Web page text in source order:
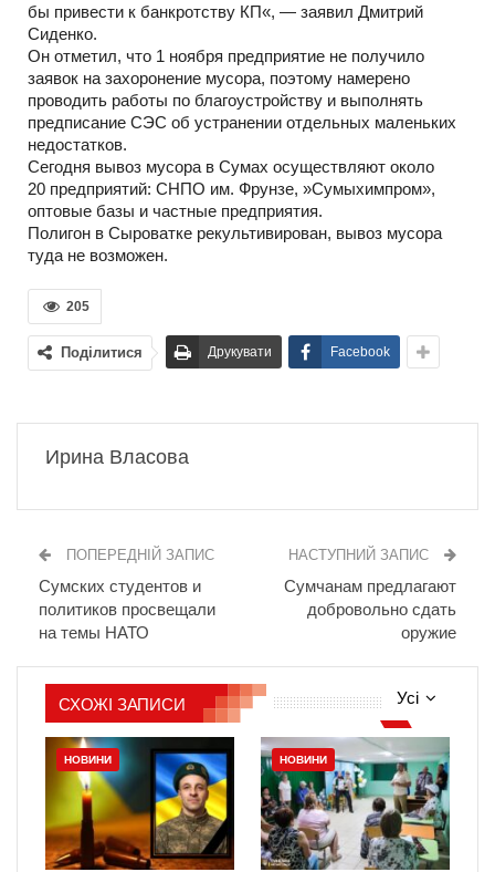
бы привести к банкротству КП«, — заявил Дмитрий
Сиденко.
Он отметил, что 1 ноября предприятие не получило
заявок на захоронение мусора, поэтому намерено
проводить работы по благоустройству и выполнять
предписание СЭС об устранении отдельных маленьких
недостатков.
Сегодня вывоз мусора в Сумах осуществляют около
20 предприятий: СНПО им. Фрунзе, »Сумыхимпром»,
оптовые базы и частные предприятия.
Полигон в Сыроватке рекультивирован, вывоз мусора
туда не возможен.
205
Поділитися Друкувати Facebook
Ирина Власова
ПОПЕРЕДНІЙ ЗАПИС
Сумских студентов и
политиков просвещали
на темы НАТО
НАСТУПНИЙ ЗАПИС
Сумчанам предлагают
добровольно сдать
оружие
Усі
СХОЖІ ЗАПИСИ
НОВИНИ НОВИНИ